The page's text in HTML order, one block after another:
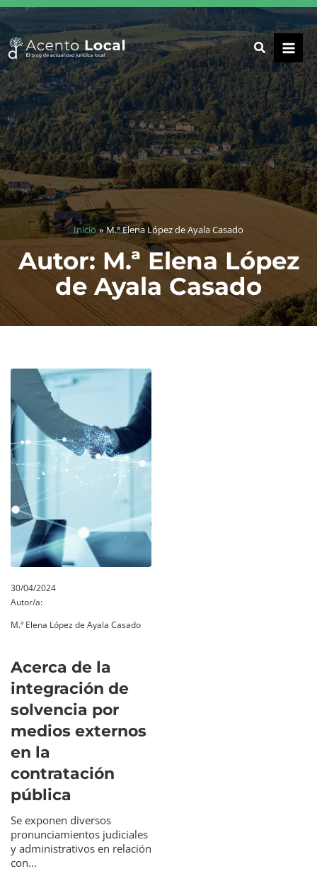
Ir
al
contenido
Inicio M.ª Elena López de Ayala Casado
Autor: M.ª Elena López
de Ayala Casado
30/04/2024
Autor/a:
M.ª Elena López de Ayala Casado
Acerca de la
integración de
solvencia por
medios externos
en la
contratación
pública
Se exponen diversos
pronunciamientos judiciales
y administrativos en relación
con...